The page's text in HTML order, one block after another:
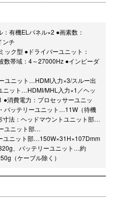
：有機ELパネル×2 ●画素数：
ンチ
ック型 ●ドライバーユニット：
数帯域：4～27000Hz ●インピーダ
ユニット…HDMI入力×3/スルー出
ニット…HDMI/MHL入力×1／ヘッ
消費電力：プロセッサーユニッ
バッテリーユニット…11W（待機
法：ヘッドマウントユニット部…
ユニット部…
ユニット部…150W×31H×107Dmm
、バッテリーユニット…約
（ケーブル除く）